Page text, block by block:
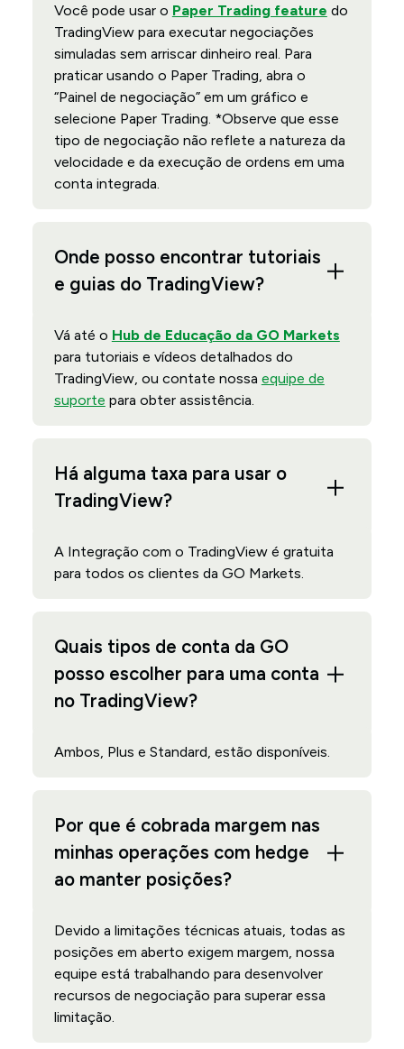
Você pode usar o Paper Trading feature do
TradingView para executar negociações
simuladas sem arriscar dinheiro real. Para
praticar usando o Paper Trading, abra o
“Painel de negociação” em um gráfico e
selecione Paper Trading. *Observe que esse
tipo de negociação não reflete a natureza da
velocidade e da execução de ordens em uma
conta integrada.
Onde posso encontrar tutoriais
e guias do TradingView?
Vá até o Hub de Educação da GO Markets
para tutoriais e vídeos detalhados do
TradingView, ou contate nossa equipe de
suporte para obter assistência.
Há alguma taxa para usar o
TradingView?
A Integração com o TradingView é gratuita
para todos os clientes da GO Markets.
Quais tipos de conta da GO
posso escolher para uma conta
no TradingView?
Ambos, Plus e Standard, estão disponíveis.
Por que é cobrada margem nas
minhas operações com hedge
ao manter posições?
Devido a limitações técnicas atuais, todas as
posições em aberto exigem margem, nossa
equipe está trabalhando para desenvolver
recursos de negociação para superar essa
limitação.